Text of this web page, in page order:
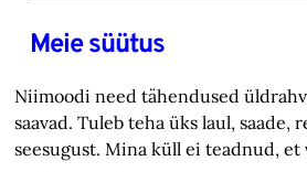
Meie süütus
Niimoodi need tähendused
saavad. Tuleb teha üks laul, saade,
seesugust. Mina küll ei teadnud, et